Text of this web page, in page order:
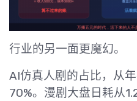
行业的另一面更魔幻。
AI仿真人剧的占比，从
70%。漫剧大盘日耗从